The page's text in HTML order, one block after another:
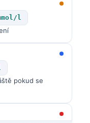
l
pokud se